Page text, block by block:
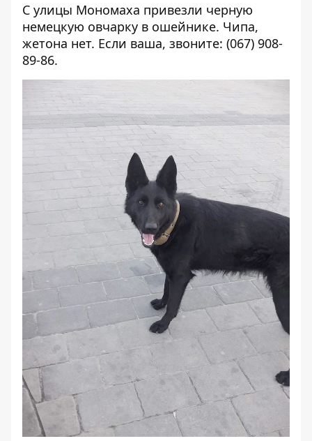
С улицы Мономаха привезли черную
немецкую овчарку в ошейнике. Чипа,
жетона нет. Если ваша, звоните: (067) 908-
89-86.